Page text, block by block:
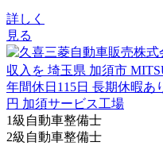
詳しく
見る
1級自動車整備士
2級自動車整備士